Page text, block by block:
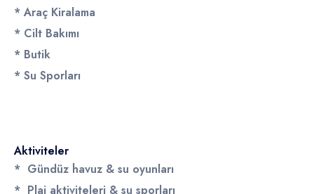
* Araç Kiralama
* Cilt Bakımı
* Butik
* Su Sporları
Aktiviteler
* Gündüz havuz & su oyunları
* Plaj aktiviteleri & su sporları